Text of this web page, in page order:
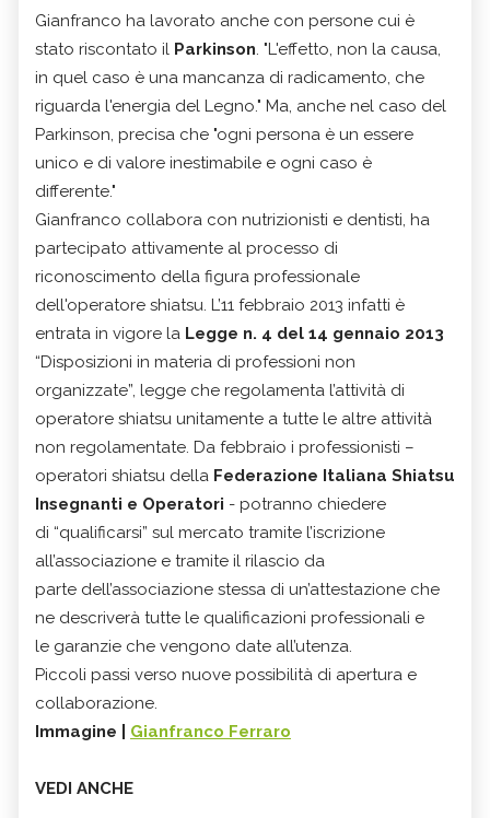
Gianfranco ha lavorato anche con persone cui è
stato riscontato il Parkinson. "L'effetto, non la causa,
in quel caso è una mancanza di radicamento, che
riguarda l'energia del Legno." Ma, anche nel caso del
Parkinson, precisa che "ogni persona è un essere
unico e di valore inestimabile e ogni caso è
differente."
Gianfranco collabora con nutrizionisti e dentisti, ha
partecipato attivamente al processo di
riconoscimento della figura professionale
dell'operatore shiatsu. L’11 febbraio 2013 infatti è
entrata in vigore la Legge n. 4 del 14 gennaio 2013
“Disposizioni in materia di professioni non
organizzate”, legge che regolamenta l’attività di
operatore shiatsu unitamente a tutte le altre attività
non regolamentate. Da febbraio i professionisti –
operatori shiatsu della Federazione Italiana Shiatsu
Insegnanti e Operatori - potranno chiedere
di “qualificarsi” sul mercato tramite l’iscrizione
all’associazione e tramite il rilascio da
parte dell’associazione stessa di un’attestazione che
ne descriverà tutte le qualificazioni professionali e
le garanzie che vengono date all’utenza.
Piccoli passi verso nuove possibilità di apertura e
collaborazione.
Immagine | Gianfranco Ferraro
VEDI ANCHE